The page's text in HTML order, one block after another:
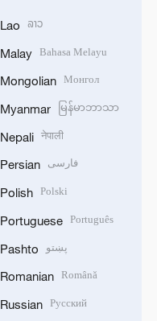
Lao ລາວ
Malay Bahasa Melayu
Mongolian Монгол
Myanmar မြန်မာဘာသာ
Nepali नेपाली
Persian فارسی
Polish Polski
Portuguese Português
Pashto پښتو
Romanian Română
Russian Русский